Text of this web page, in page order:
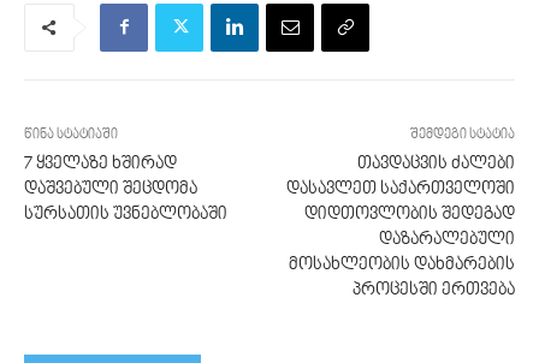
წინა სტატიაში
7 ყველაზე ხშირად
დაშვებული შეცდომა
სურსათის უვნებლობაში
შემდეგი სტატია
თავდაცვის ძალები
დასავლეთ საქართველოში
დიდთოვლობის შედეგად
დაზარალებული
მოსახლეობის დახმარების
პროცესში ერთვება